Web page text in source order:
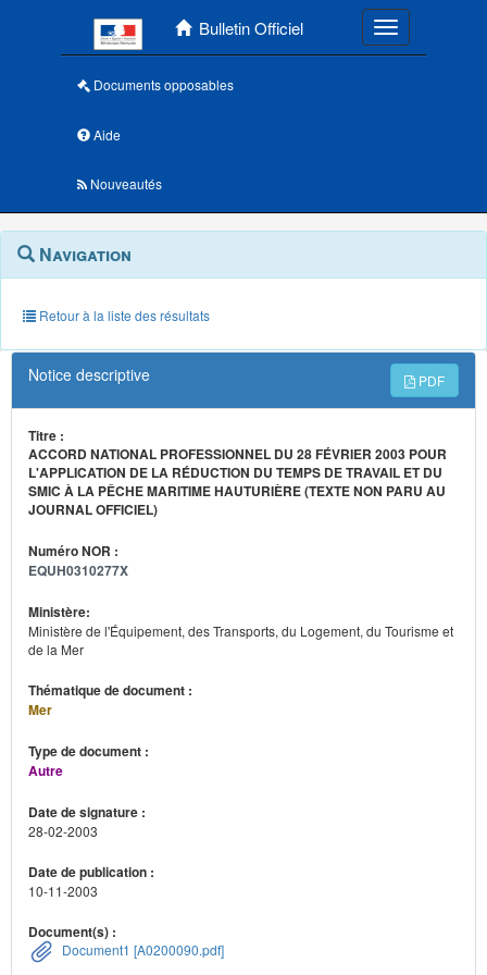
Bulletin Officiel Toggle
Documents opposables
Aide
Nouveautés
Navigation
outils
annexes
Menu
contextuel
Navigation
Retour à la liste des résultats
Notice descriptive PDF
Titre :
ACCORD NATIONAL PROFESSIONNEL DU 28 FÉVRIER 2003 POUR
L'APPLICATION DE LA RÉDUCTION DU TEMPS DE TRAVAIL ET DU
SMIC À LA PÊCHE MARITIME HAUTURIÈRE (TEXTE NON PARU AU
JOURNAL OFFICIEL)
Numéro NOR :
EQUH0310277X
Ministère:
Ministère de l'Équipement, des Transports, du Logement, du Tourisme et
de la Mer
Thématique de document :
Mer
Type de document :
Autre
Date de signature :
28-02-2003
Date de publication :
10-11-2003
Document(s) :
Document1 [A0200090.pdf]